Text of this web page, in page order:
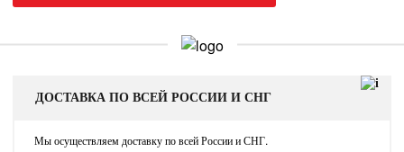
ДОСТАВКА ПО ВСЕЙ РОССИИ И СНГ
Мы осуществляем доставку по всей России и СНГ.